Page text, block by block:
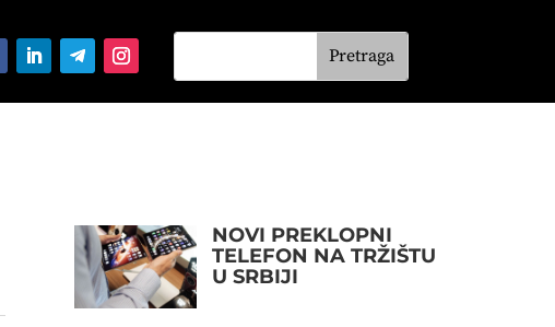
NOVI PREKLOPNI
TELEFON NA TRŽIŠTU
U SRBIJI